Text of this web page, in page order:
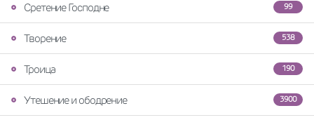
99
Сретение Господне
538
Творение
190
Троица
3900
Утешение и ободрение